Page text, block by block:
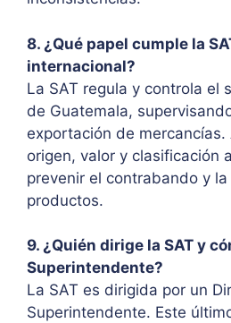
8. ¿Qué papel cumple la
internacional?
La SAT regula y controla el
de Guatemala,
exportación de
origen, valor y clasificación
prevenir el contrabando y
productos.
9. ¿Quién dirige la SAT y
Superintendente?
La SAT es dirigida por un
Superintendente. Este